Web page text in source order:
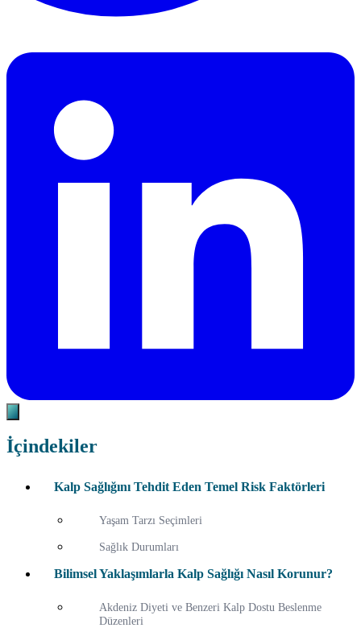
İçindekiler
Kalp Sağlığını Tehdit Eden Temel Risk Faktörleri
Yaşam Tarzı Seçimleri
Sağlık Durumları
Bilimsel Yaklaşımlarla Kalp Sağlığı Nasıl Korunur?
Akdeniz Diyeti ve Benzeri Kalp Dostu Beslenme
Düzenleri